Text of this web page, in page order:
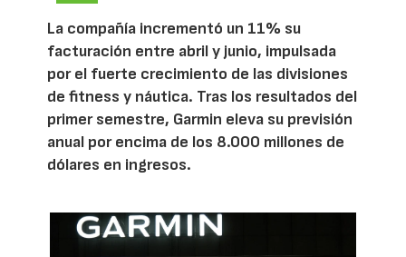
La compañía incrementó un 11% su
facturación entre abril y junio, impulsada
por el fuerte crecimiento de las divisiones
de fitness y náutica. Tras los resultados del
primer semestre, Garmin eleva su previsión
anual por encima de los 8.000 millones de
dólares en ingresos.